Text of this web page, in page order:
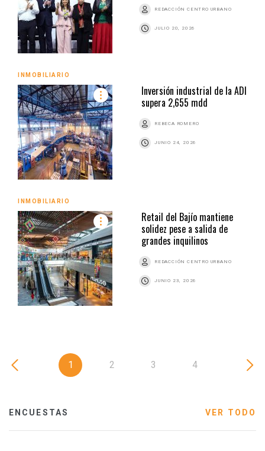
REDACCIÓN CENTRO URBANO
JULIO 20, 2026
INMOBILIARIO
Inversión industrial de la ADI
supera 2,655 mdd
REBECA ROMERO
JUNIO 24, 2026
INMOBILIARIO
Retail del Bajío mantiene
solidez pese a salida de
grandes inquilinos
REDACCIÓN CENTRO URBANO
JUNIO 23, 2026
1 2 3 4
ENCUESTAS VER TODO